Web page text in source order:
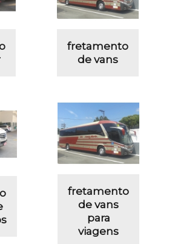
fretamento
de vans
fretamento
de vans
para
viagens